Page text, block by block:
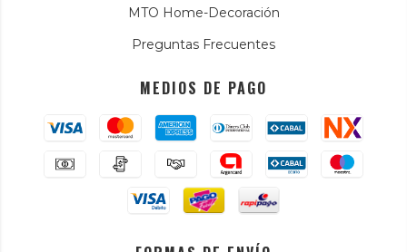
MTO Home-Decoración
Preguntas Frecuentes
MEDIOS DE PAGO